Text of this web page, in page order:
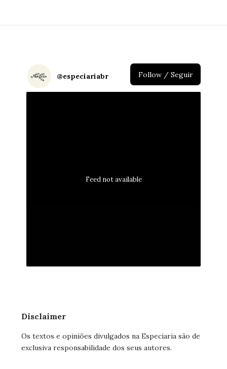
@especiariabr Follow / Seguir
Feed not available
Disclaimer
Os textos e opiniões divulgados na Especiaria são de
exclusiva responsabilidade dos seus autores.